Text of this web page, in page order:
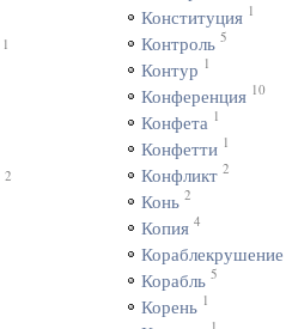
1
2
Конституция 1
Контроль 5
Контур 1
Конференция 10
Конфета 1
Конфетти 1
Конфликт 2
Конь 2
Копия 4
Кораблекрушение
Корабль 5
Корень 1